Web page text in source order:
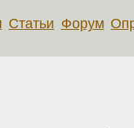
Статьи Форум